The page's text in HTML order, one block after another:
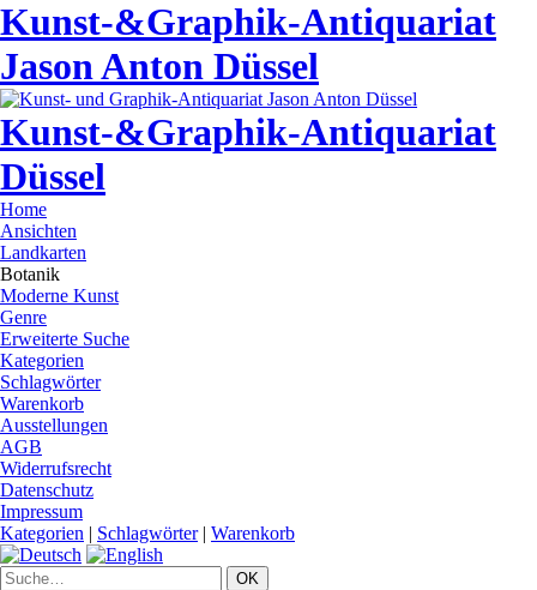
Kunst-&Graphik-Antiquariat
Jason Anton Düssel
Kunst-&Graphik-Antiquariat
Düssel
Home
Ansichten
Landkarten
Botanik
Moderne Kunst
Genre
Erweiterte Suche
Kategorien
Schlagwörter
Warenkorb
Ausstellungen
AGB
Widerrufsrecht
Datenschutz
Impressum
Kategorien | Schlagwörter| Warenkorb